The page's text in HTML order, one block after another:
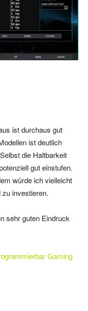
ist durchaus gut
ist deutlich
die Haltbarkeit
gut einstufen.
würde ich vielleicht
investieren.
sehr guten Eindruck
Gaming